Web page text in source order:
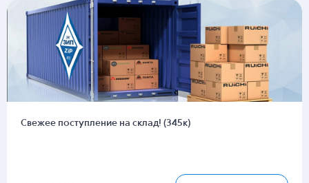
Свежее поступление на склад! (345к)